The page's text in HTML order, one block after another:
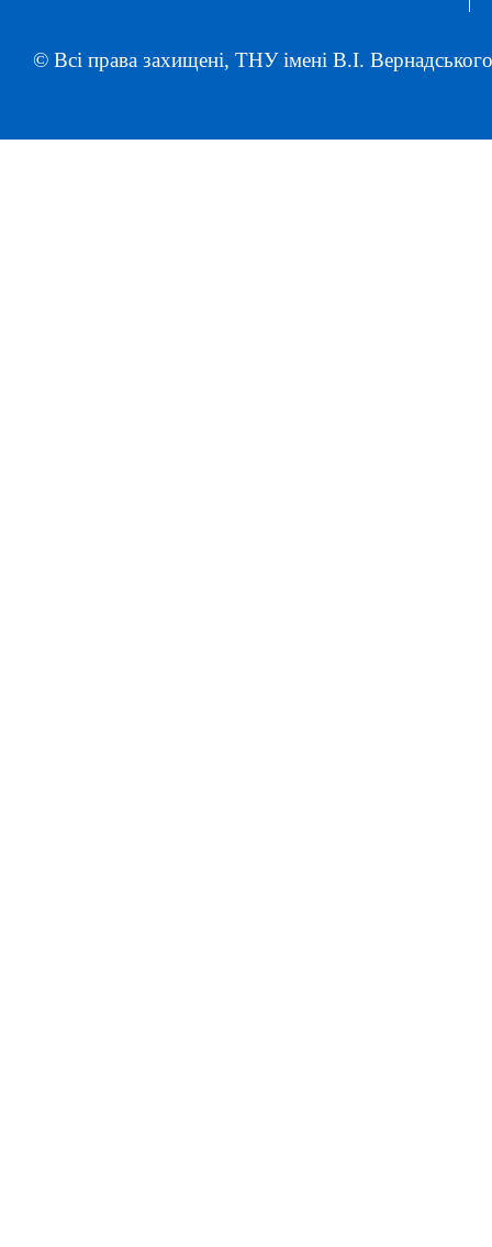
© Всі права захищені, ТНУ імені В.І.